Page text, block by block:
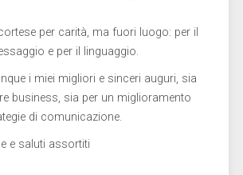
per carità, ma fuori luogo: per il
e per il linguaggio.
i miei migliori e sinceri auguri, sia
business, sia per un miglioramento
di comunicazione.
e saluti assortiti